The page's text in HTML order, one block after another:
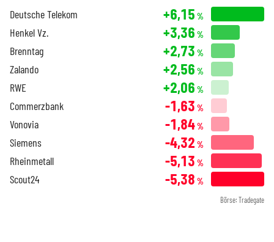
Deutsche Telekom +6,15 %
Henkel Vz. +3,36 %
Brenntag +2,73 %
Zalando +2,56 %
RWE +2,06 %
Commerzbank -1,63 %
Vonovia -1,84%
Siemens -4,32 %
Rheinmetall -5,13 %
Scout24 -5,38 %
Börse: Tradegate